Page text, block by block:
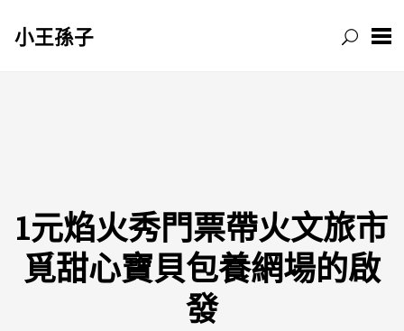
小王孫子
1元焰火秀門票帶火文旅市
覓甜心寶貝包養網場的啟
發